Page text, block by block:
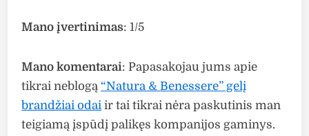
Mano įvertinimas: 1/5
Mano komentarai: Papasakojau jums apie
tikrai neblogą“Natura & Benessere” gelį
brandžiai odai ir tai tikrai nėra paskutinis man
teigiamą įspūdį palikęs kompanijos gaminys.